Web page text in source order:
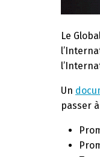
Le
Un
passer